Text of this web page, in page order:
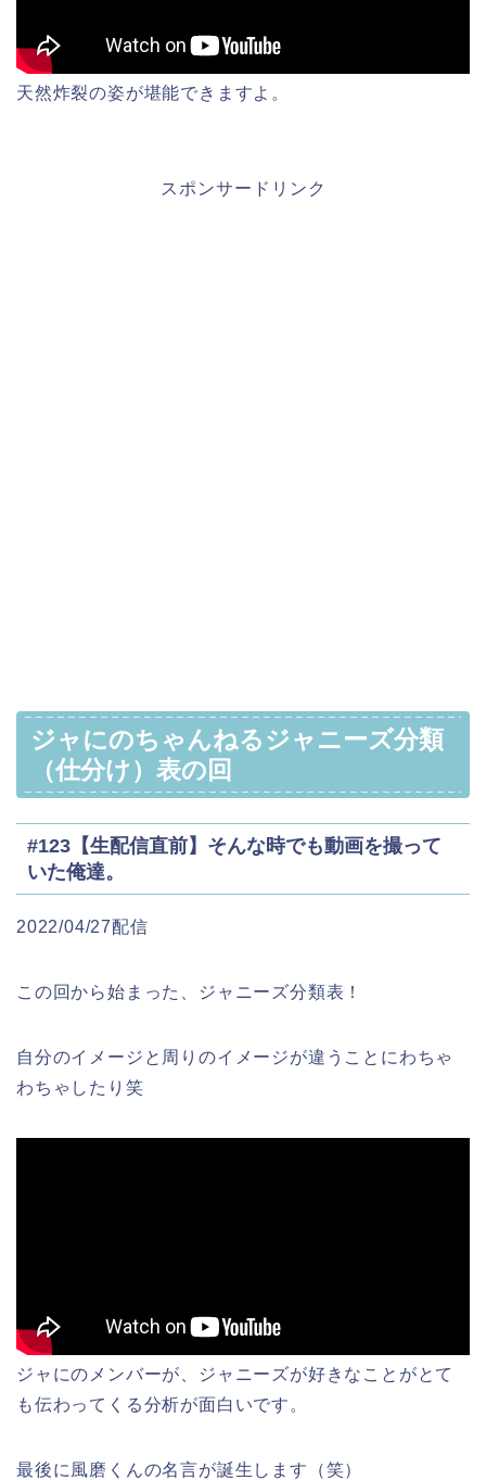
天然炸裂の姿が堪能できますよ。
スポンサードリンク
ジャにのちゃんねるジャニーズ分類
（仕分け）表の回
#123【生配信直前】そんな時でも動画を撮って
いた俺達。
2022/04/27配信
この回から始まった、ジャニーズ分類表！
自分のイメージと周りのイメージが違うことにわちゃ
わちゃしたり笑
ジャにのメンバーが、ジャニーズが好きなことがとて
も伝わってくる分析が面白いです。
最後に風磨くんの名言が誕生します（笑）